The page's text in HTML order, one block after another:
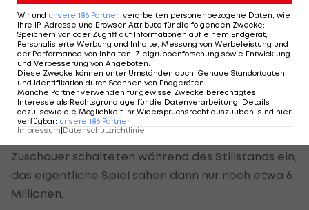
renommierten Grimme-Preis ein.
"Das ist wie bei den Pfadfindern hier.
Wie im Zeltlager."
Auch im Vor-Social-Media-Zeitalter verhalf die
Sternstunde der beiden RTL-Moderatoren dem
Sender zu einem Quotenhit. Rund 12,76 Millionen
Zuschauer schalteten während des Stillstands ein,
das eigentliche Spiel sahen dann nur noch etwa 6
Millionen.
Wir und unsere 186 Partner verarbeiten personenbezogene Daten, wie
Ihre IP-Adresse und Browser-Attribute für die folgenden Zwecke:
Speichern von oder Zugriff auf Informationen auf einem Endgerät;
Personalisierte Werbung und Inhalte, Messung von Werbeleistung und
der Performance von Inhalten, Zielgruppenforschung sowie Entwicklung
und Verbesserung von Angeboten
Diese Zwecke können unter Umständen auch: Genaue Standortdaten
und Identifikation durch Scannen von Endgeräten
Manche Partner verwenden für gewisse Zwecke berechtigtes
Interesse als Rechtsgrundlage für die Datenverarbeitung. Details
dazu, sowie die Möglichkeit Ihr Widerspruchsrecht auszuüben, sind hier
verfügbar: unsere 186 Partner
Impressum|Datenschutzrichtlinie